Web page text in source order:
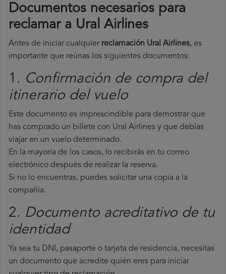
Documentos necesarios para
reclamar a Ural Airlines
Antes de iniciar cualquier reclamación Ural Airlines, es
importante que reúnas los siguientes documentos:
1. Confirmación de compra del
itinerario del vuelo
Este documento es imprescindible para demostrar que
has comprado un billete con Ural Airlines y que debías
viajar en un vuelo determinado.
En la mayoría de los casos, lo recibirás en tu correo
electrónico después de realizar la reserva.
Si no lo encuentras, puedes solicitar una copia a la
compañía.
2. Documento acreditativo de tu
identidad
Ya sea tu DNI, pasaporte o tarjeta de residencia, necesitas
un documento que acredite quién eres para iniciar